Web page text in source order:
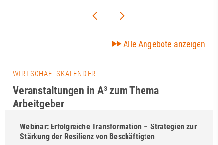
Alle Angebote anzeigen
WIRTSCHAFTSKALENDER
Veranstaltungen in A³ zum Thema
Arbeitgeber
Webinar: Erfolgreiche Transformation – Strategien zur
Stärkung der Resilienz von Beschäftigten